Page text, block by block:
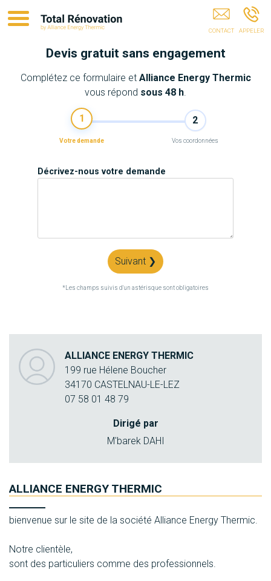
Devis gratuit sans engagement
Complétez ce formulaire et Alliance Energy Thermic
vous répond sous 48 h.
1
Votre demande
2
Vos coordonnées
Décrivez-nous votre demande
Suivant ❯
*Les champs suivis d'un astérisque sont obligatoires
ALLIANCE ENERGY THERMIC
199 rue Hélene Boucher
34170 CASTELNAU-LE-LEZ
07 58 01 48 79
Dirigé par
M'barek DAHI
ALLIANCE ENERGY THERMIC
bienvenue sur le site de la société Alliance Energy Thermic.
Notre clientèle,
sont des particuliers comme des professionnels.